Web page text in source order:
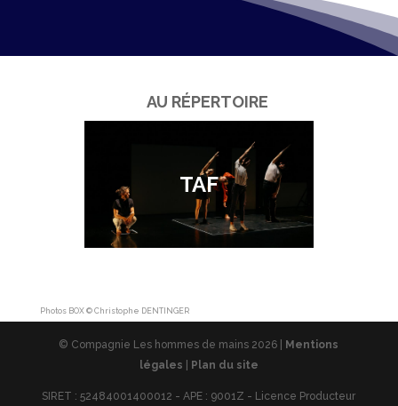
AU RÉPERTOIRE
TAF
Photos BOX © Christophe DENTINGER
© Compagnie Les hommes de mains 2026 | Mentions
légales
Plan du site
SIRET : 52484001400012 - APE : 9001Z - Licence Producteur